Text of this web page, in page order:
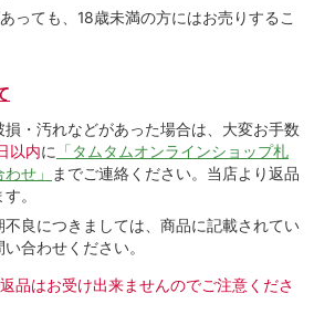
っても、18歳未満の方にはお売りするこ
・汚れなどがあった場合は、大変お手数
以内に 「タムタムオンラインショップ札
せ」
までご連絡ください。当店より返品
。
良につきましては、商品に記載されてい
合わせください。
品はお受け出来ませんのでご注意くださ